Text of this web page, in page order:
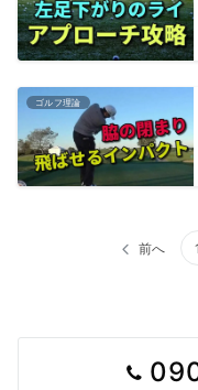
ゴルフ理論
前へ 1